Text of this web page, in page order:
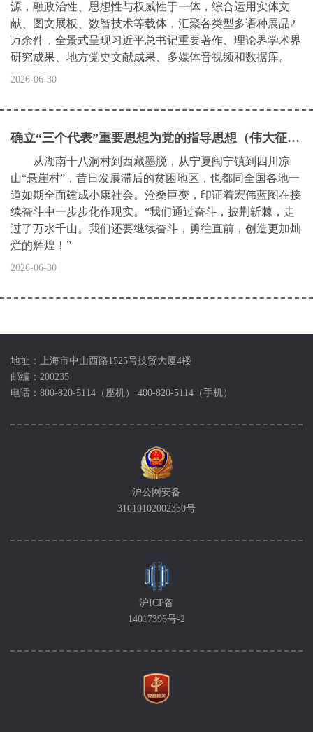
源，融政治性、思想性与权威性于一体，综合运用实体文
献、图文展板、数智技术等载体，汇聚各类型多语种展品2
万余件，全景式呈现习近平总书记重要著作、理论界学术界
研究成果、地方党史文献成果、多媒体音视频和数据库。
2026-06-30
确立“三个代表”重要思想为党的指导思想（伟大征程）
从湖南十八洞村到西藏墨脱，从宁夏闽宁镇到四川凉
山“悬崖村”，昔日发展滞后的贫困地区，也都同全国各地一
道如期全面建成小康社会。沧桑巨变，印证着宏伟蓝图在接
续奋斗中一步步化作现实。“我们通过奋斗，披荆斩棘，走
过了万水千山。我们还要继续奋斗，勇往直前，创造更加灿
烂的辉煌！”
2026-06-30
地址：上海市中山西路1525号技贸大厦4楼
邮编：200235
电话：800-820-5114（座机） 400-820-5114（手机）
沪公网安备
31010102002350号
沪ICP备
14017396号-2